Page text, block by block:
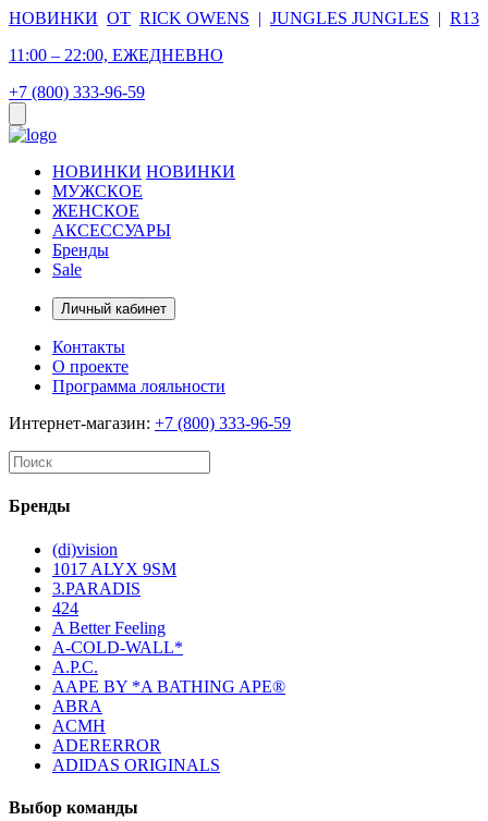
НОВИНКИ ОТ RICK OWENS | JUNGLES JUNGLES | R13
11:00 – 22:00, ЕЖЕДНЕВНО
+7 (800) 333-96-59
НОВИНКИ НОВИНКИ
МУЖСКОЕ
ЖЕНСКОЕ
АКСЕССУАРЫ
Бренды
Sale
Личный кабинет
Контакты
О проекте
Программа лояльности
Интернет-магазин: +7 (800) 333-96-59
Бренды
(di)vision
1017 ALYX 9SM
3.PARADIS
424
A Better Feeling
A-COLD-WALL*
A.P.C.
AAPE BY *A BATHING APE®
ABRA
ACMH
ADERERROR
ADIDAS ORIGINALS
Выбор команды